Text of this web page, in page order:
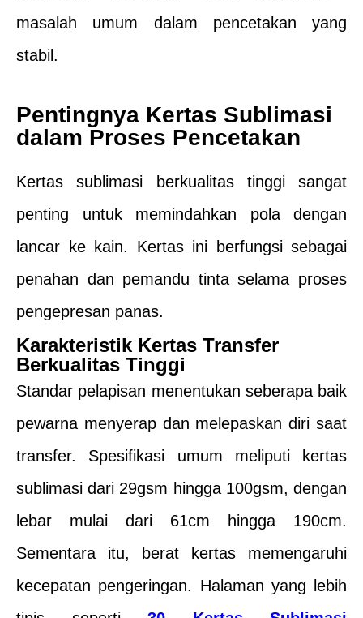
masalah umum dalam pencetakan yang
stabil.
Pentingnya Kertas Sublimasi
dalam Proses Pencetakan
Kertas sublimasi berkualitas tinggi sangat
penting untuk memindahkan pola dengan
lancar ke kain. Kertas ini berfungsi sebagai
penahan dan pemandu tinta selama proses
pengepresan panas.
Karakteristik Kertas Transfer
Berkualitas Tinggi
Standar pelapisan menentukan seberapa baik
pewarna menyerap dan melepaskan diri saat
transfer. Spesifikasi umum meliputi kertas
sublimasi dari 29gsm hingga 100gsm, dengan
lebar mulai dari 61cm hingga 190cm.
Sementara itu, berat kertas memengaruhi
kecepatan pengeringan. Halaman yang lebih